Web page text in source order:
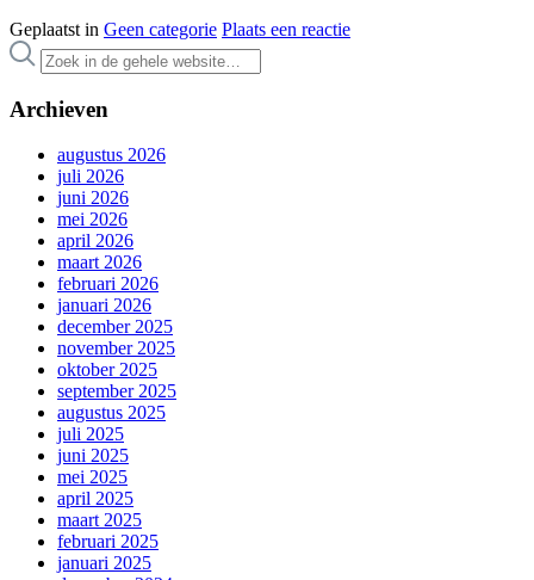
Geplaatst in Geen categorie Plaats een reactie
Archieven
augustus 2026
juli 2026
juni 2026
mei 2026
april 2026
maart 2026
februari 2026
januari 2026
december 2025
november 2025
oktober 2025
september 2025
augustus 2025
juli 2025
juni 2025
mei 2025
april 2025
maart 2025
februari 2025
januari 2025